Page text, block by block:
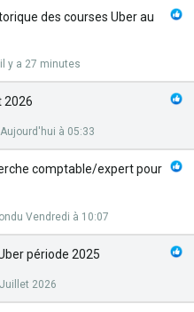
des courses Uber au
il y a 27 minutes
2026
Aujourd'hui à 05:33
comptable/expert pour
Vendredi à 10:07
période 2025
2026